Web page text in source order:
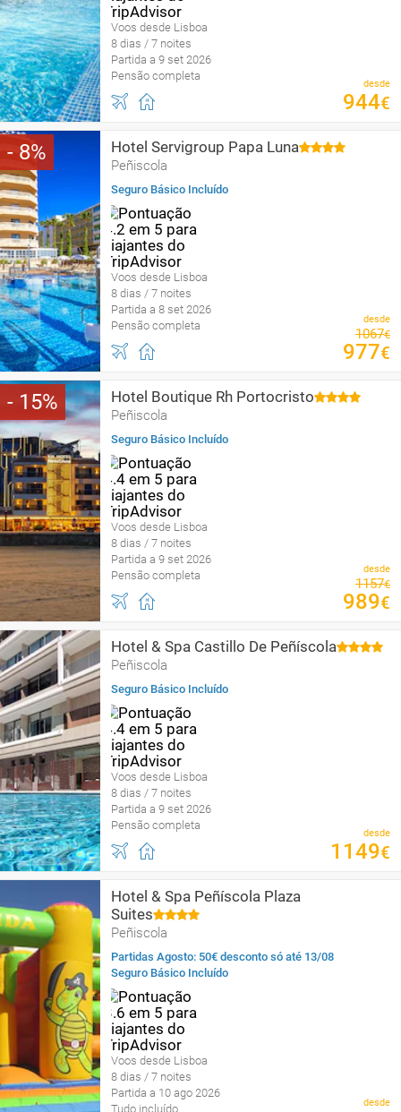
Voos desde Lisboa
8 dias / 7 noites
Partida a 9 set 2026
Pensão completa
desde
944€
8 Hotel Servigroup Papa Luna
Peñiscola
Seguro Básico Incluído
Voos desde Lisboa
8 dias / 7 noites
Partida a 8 set 2026
Pensão completa
desde
1067€
977€
15 Hotel Boutique Rh Portocristo
Peñiscola
Seguro Básico Incluído
Voos desde Lisboa
8 dias / 7 noites
Partida a 9 set 2026
Pensão completa
desde
1157€
989€
Hotel & Spa Castillo De Peñíscola
Peñiscola
Seguro Básico Incluído
Voos desde Lisboa
8 dias / 7 noites
Partida a 9 set 2026
Pensão completa
desde
1149€
Hotel & Spa Peñíscola Plaza
Suites
Peñiscola
Partidas Agosto: 50€ desconto só até 13/08
Seguro Básico Incluído
Voos desde Lisboa
8 dias / 7 noites
Partida a 10 ago 2026
Tudo incluído
desde